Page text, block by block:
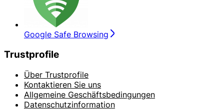
Google Safe Browsing
Trustprofile
Über Trustprofile
Kontaktieren Sie uns
Allgemeine Geschäftsbedingungen
Datenschutzinformation